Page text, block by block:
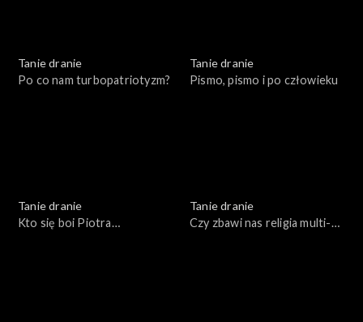
Tanie dranie
Po co nam turbopatriotyzm?
Tanie dranie
Pismo, pismo i po człowieku
Tanie dranie
Kto się boi Piotra
Tanie dranie
Czy zbawi nas religia multi-